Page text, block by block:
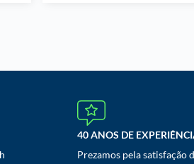
40 ANOS DE
Prezamos pela satisfação